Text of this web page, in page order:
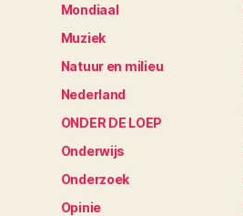
Mondiaal
Muziek
Natuur en milieu
Nederland
ONDER DE LOEP
Onderwijs
Onderzoek
Opinie